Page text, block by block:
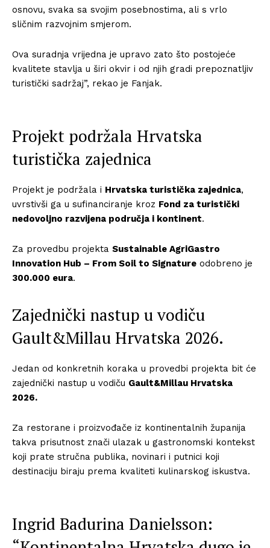
osnovu, svaka sa svojim posebnostima, ali s vrlo
sličnim razvojnim smjerom.
Ova suradnja vrijedna je upravo zato što postojeće
kvalitete stavlja u širi okvir i od njih gradi prepoznatljiv
turistički sadržaj”, rekao je Fanjak.
Projekt podržala Hrvatska
turistička zajednica
Projekt je podržala i Hrvatska turistička zajednica,
uvrstivši ga u sufinanciranje kroz Fond za turistički
nedovoljno razvijena područja i kontinent.
Za provedbu projekta Sustainable AgriGastro
Innovation Hub – From Soil to Signature odobreno je
300.000 eura.
Zajednički nastup u vodiču
Gault&Millau Hrvatska 2026.
Jedan od konkretnih koraka u provedbi projekta bit će
zajednički nastup u vodiču Gault&Millau Hrvatska
2026.
Za restorane i proizvođače iz kontinentalnih županija
takva prisutnost znači ulazak u gastronomski kontekst
koji prate stručna publika, novinari i putnici koji
destinaciju biraju prema kvaliteti kulinarskog iskustva.
Ingrid Badurina Danielsson: